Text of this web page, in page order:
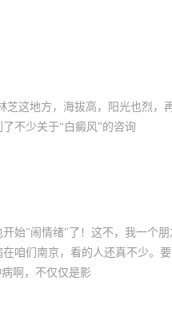
芝这地方，海拔高，阳光也烈，
不少关于“白癜风”的咨询
始"闹情绪"了！这不，我一个朋
咱们南京，看的人还真不少。
啊，不仅仅是影